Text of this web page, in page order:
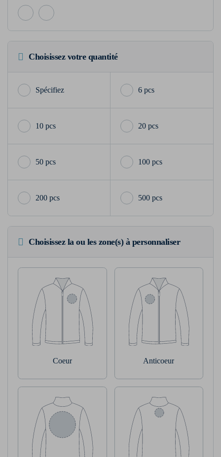
Choisissez votre quantité
6 pcs
10 pcs 20 pcs
50 pcs 100 pcs
200 pcs 500 pcs
Choisissez la ou les zone(s) à personnaliser
Coeur Anticoeur